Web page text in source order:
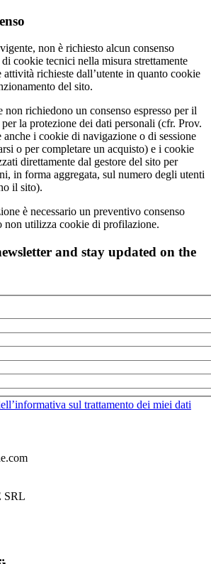
non è richiesto alcun consenso
cookie tecnici nella misura strettamente
attività richieste dall’utente in quanto cookie
del sito.
richiedono un consenso espresso per il
la protezione dei dati personali (cfr. Prov.
i cookie di navigazione o di sessione
o per completare un acquisto) e i cookie
direttamente dal gestore del sito per
in forma aggregata, sul numero degli utenti
il sito).
è necessario un preventivo consenso
non utilizza cookie di profilazione.
and stay updated on the
sul trattamento dei miei dati
SRL